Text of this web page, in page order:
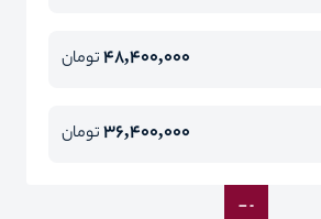
48,400,000تومان
36,400,000تومان